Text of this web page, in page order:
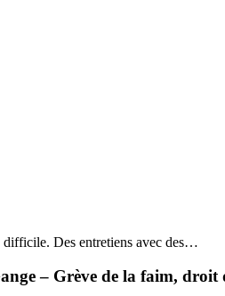
difficile. Des entretiens avec des…
– Grève de la faim,